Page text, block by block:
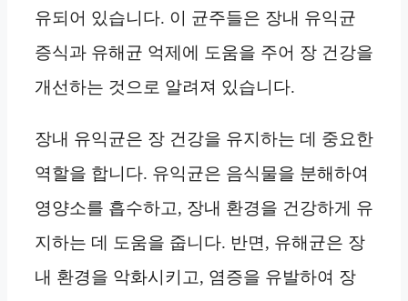
유되어 있습니다. 이 균주들은 장내 유익균
증식과 유해균 억제에 도움을 주어 장 건강을
개선하는 것으로 알려져 있습니다.
장내 유익균은 장 건강을 유지하는 데 중요한
역할을 합니다. 유익균은 음식물을 분해하여
영양소를 흡수하고, 장내 환경을 건강하게 유
지하는 데 도움을 줍니다. 반면, 유해균은 장
내 환경을 악화시키고, 염증을 유발하여 장